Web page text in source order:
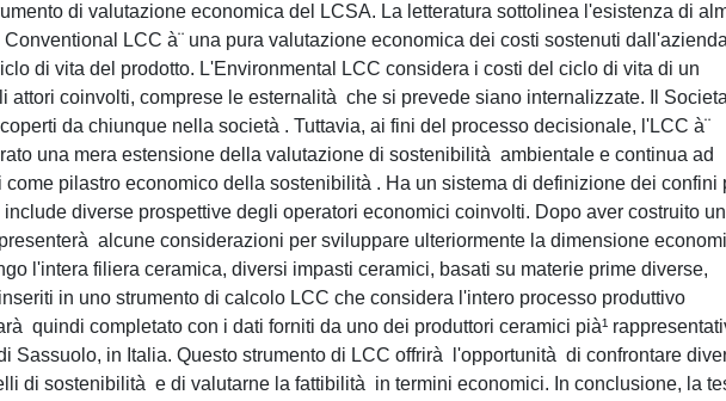
di valutazione economica del LCSA. La letteratura sottolinea l'esistenza di
LCC à¨ una pura valutazione economica dei costi sostenuti dall'azienda
di vita del prodotto. L'Environmental LCC considera i costi del ciclo di vita di un
attori coinvolti, comprese le esternalità che si prevede siano internalizzate. Il Societal
da chiunque nella società . Tuttavia, ai fini del processo decisionale, l'LCC à¨
una mera estensione della valutazione di sostenibilità ambientale e continua ad
pilastro economico della sostenibilità . Ha un sistema di definizione dei confini
diverse prospettive degli operatori economici coinvolti. Dopo aver costruito un
alcune considerazioni per sviluppare ulteriormente la dimensione
l'intera filiera ceramica, diversi impasti ceramici, basati su materie prime diverse,
in uno strumento di calcolo LCC che considera l'intero processo produttivo
quindi completato con i dati forniti da uno dei produttori ceramici pià¹
Sassuolo, in Italia. Questo strumento di LCC offrirà l'opportunità di confrontare
di sostenibilità e di valutarne la fattibilità in termini economici. In conclusione, la